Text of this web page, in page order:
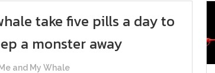
take five pills a day to
a monster away
Me and My Whale